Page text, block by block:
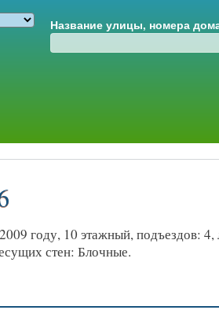
Название улицы, номера
году, 10 этажный, подъездов: 4,
стен: Блочные.